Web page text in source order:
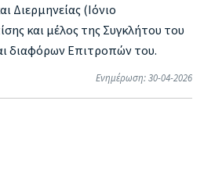
Διερμηνείας (Ιόνιο
και μέλος της Συγκλήτου του
διαφόρων Επιτροπών του.
Ενημέρωση: 30-04-2026